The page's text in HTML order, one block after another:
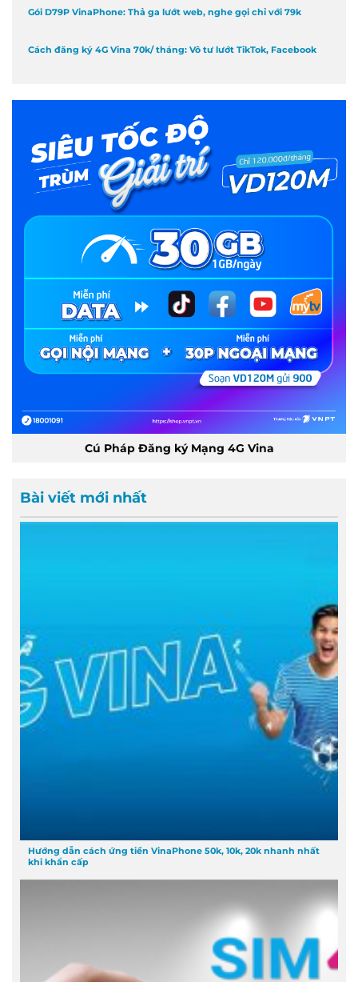
Gói D79P VinaPhone: Thả ga lướt web, nghe gọi chỉ với 79k
Cách đăng ký 4G Vina 70k/ tháng: Vô tư lướt TikTok, Facebook
Cú Pháp Đăng ký Mạng 4G Vina
Bài viết mới nhất
Hướng dẫn cách ứng tiền VinaPhone 50k, 10k, 20k nhanh nhất
khi khẩn cấp